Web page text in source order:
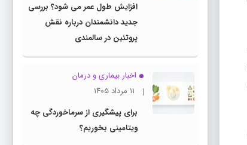
افزایش طول عمر می شود؟ بررسی
جدید دانشمندان درباره نقش
پروتئین در سالمندی
اخبار بیماری و درمان
۱۱ مرداد ۱۴۰۵
برای پیشگیری از سرماخوردگی چه
ویتامینی بخوریم؟